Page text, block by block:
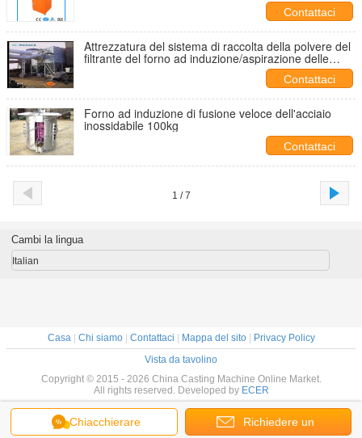
Contattaci
Attrezzatura del sistema di raccolta della polvere del
filtrante del forno ad induzione/aspirazione delle
Contattaci
Forno ad induzione di fusione veloce dell'acciaio
inossidabile 100kg
Contattaci
1 / 7
Chiacchierare Richiedere un
Cambi la lingua
Italian
Casa| Chi siamo| Contattaci Mappa del sito|
Privacy Policy
Vista da tavolino
Copyright © 2015 - 2026 China Casting Machine Online Market.
All rights reserved. Developed by ECER